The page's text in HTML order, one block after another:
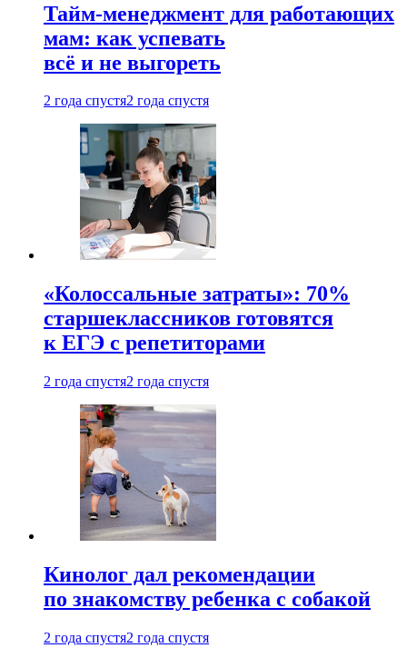
Тайм-менеджмент для работающих
мам: как успевать
всё и не выгореть
2 года спустя2 года спустя
«Колоссальные затраты»: 70%
старшеклассников готовятся
к ЕГЭ с репетиторами
2 года спустя2 года спустя
Кинолог дал рекомендации
по знакомству ребенка с собакой
2 года спустя2 года спустя